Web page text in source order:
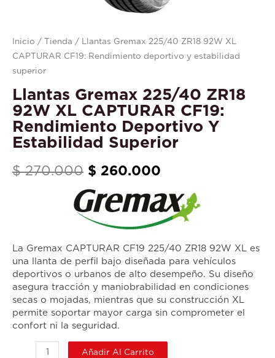
Inicio / Tienda / Llantas Gremax 225/40 ZR18 92W XL
CAPTURAR CF19: Rendimiento deportivo y estabilidad
superior
Llantas Gremax 225/40 ZR18
92W XL CAPTURAR CF19:
Rendimiento Deportivo Y
Estabilidad Superior
$270.000 $ 260.000
La Gremax CAPTURAR CF19 225/40 ZR18 92W XL es
una llanta de perfil bajo diseñada para vehículos
deportivos o urbanos de alto desempeño. Su diseño
asegura tracción y maniobrabilidad en condiciones
secas o mojadas, mientras que su construcción XL
permite soportar mayor carga sin comprometer el
confort ni la seguridad.
superior
Añadir Al Carrito